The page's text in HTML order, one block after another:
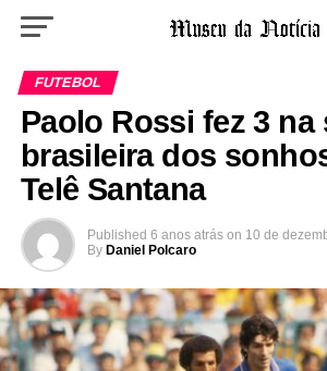
FUTEBOL
Paolo Rossi fez 3 na
brasileira dos
Telê Santana
Published 6 anos atrás on 10 de
By Daniel Polcaro